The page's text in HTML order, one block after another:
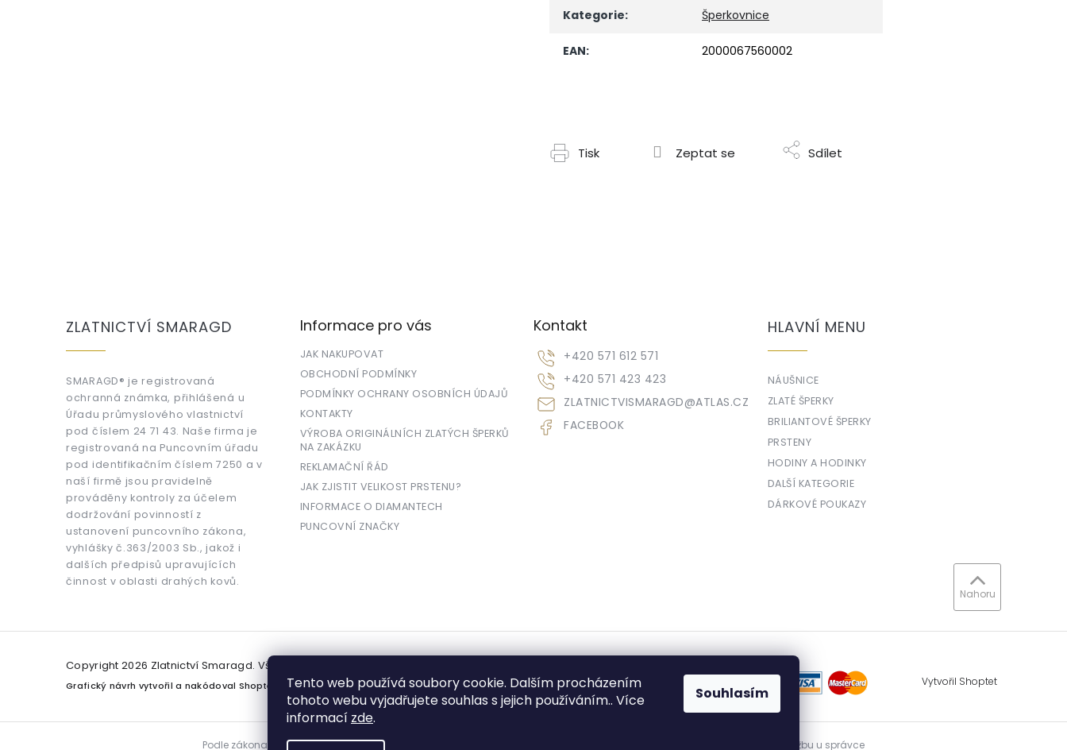
Tento web používá soubory cookie. Dalším procházením
tohoto webu vyjadřujete souhlas s jejich používáním.. Více
informací zde.
Souhlasím
Kategorie: Šperkovnice
EAN: 2000067560002
Tisk Zeptat se Sdílet
ZLATNICTVÍ SMARAGD
SMARAGD® je registrovaná
ochranná známka, přihlášená u
Úřadu průmyslového vlastnictví
pod číslem 24 71 43. Naše firma je
registrovaná na Puncovním úřadu
pod identifikačním číslem 7250 a v
naší firmě jsou pravidelně
prováděny kontroly za účelem
dodržování povinností z
ustanovení puncovního zákona,
vyhlášky č.363/2003 Sb., jakož i
dalších předpisů upravujících
činnost v oblasti drahých kovů.
Informace pro vás
JAK NAKUPOVAT
OBCHODNÍ PODMÍNKY
PODMÍNKY OCHRANY OSOBNÍCH ÚDAJŮ
KONTAKTY
VÝROBA ORIGINÁLNÍCH ZLATÝCH ŠPERKŮ
NA ZAKÁZKU
REKLAMAČNÍ ŘÁD
JAK ZJISTIT VELIKOST PRSTENU?
INFORMACE O DIAMANTECH
PUNCOVNÍ ZNAČKY
Kontakt
ZLATNICTVISMARAGD@ATLAS.CZ
+420 571 612 571
+420 571 423 423
FACEBOOK
HLAVNÍ MENU
NÁUŠNICE
ZLATÉ ŠPERKY
BRILIANTOVÉ ŠPERKY
PRSTENY
HODINY A HODINKY
DALŠÍ KATEGORIE
DÁRKOVÉ POUKAZY
Vytvořil Shoptet
Copyright 2026 Zlatnictví Smaragd. Všechna práva vyhrazena.
Grafický návrh vytvořil a nakódoval Shoptetak.cz
Nahoru
Podle zákona o evidenci tržeb je prodávající povinen vystavit kupujícímu účtenku. Zároveň je povinen zaevidovat přijatou tržbu u správce